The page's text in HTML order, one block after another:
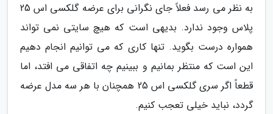
به نظر می رسد فعلاً جای نگرانی برای عرضه گلکسی اس 25
پلاس وجود ندارد. بدیهی است که هیچ سایتی نمی تواند
همواره درست بگوید. تنها کاری که می توانیم انجام دهیم
این است که منتظر بمانیم و ببینیم چه اتفاقی می افتد، اما
قطعاً اگر سری گلکسی اس 25 همچنان با هر سه مدل عرضه
گردد، نباید خیلی تعجب کنیم.